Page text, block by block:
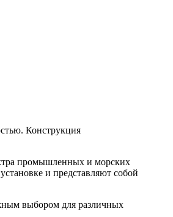
Конструкция
промышленных и морских
и представляют собой
выбором для различных